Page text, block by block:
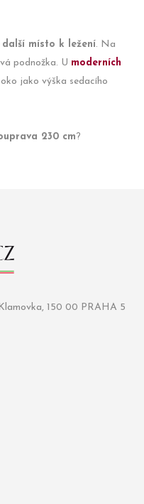
další místo k ležení. Na
podnožka. U moderních
jako výška sedacího
230 cm?
150 00 PRAHA 5